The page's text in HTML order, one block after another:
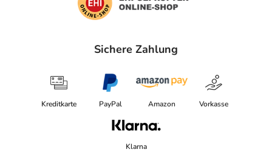
Sichere Zahlung
Kreditkarte PayPal Amazon Vorkasse
Klarna